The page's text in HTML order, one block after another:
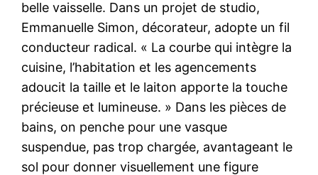
belle vaisselle. Dans un projet de studio,
Emmanuelle Simon, décorateur, adopte un fil
conducteur radical. « La courbe qui intègre la
cuisine, l’habitation et les agencements
adoucit la taille et le laiton apporte la touche
précieuse et lumineuse. » Dans les pièces de
bains, on penche pour une vasque
suspendue, pas trop chargée, avantageant le
sol pour donner visuellement une figure